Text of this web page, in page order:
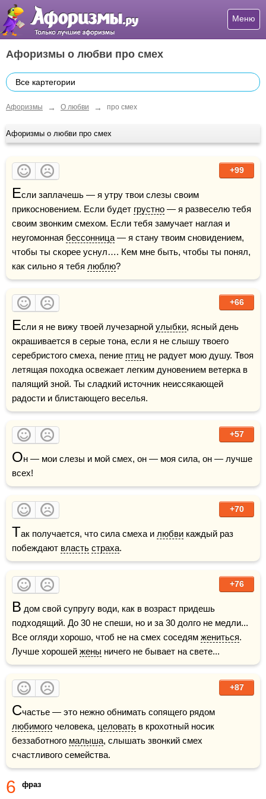
Меню
Афоризмы о любви про смех
Все картегории
Афоризмы → О любви → про смех
Афоризмы о любви про смех
+99
Если заплачешь — я утру твои слезы своим
прикосновением. Если будет грустно — я развеселю тебя
своим звонким смехом. Если тебя замучает наглая и
неугомонная бессонница — я стану твоим сновидением,
чтобы ты скорее уснул…. Кем мне быть, чтобы ты понял,
как сильно я тебя люблю?
+66
Если я не вижу твоей лучезарной улыбки, ясный день
окрашивается в серые тона, если я не слышу твоего
серебристого смеха, пение птиц не радует мою душу. Твоя
летящая походка освежает легким дуновением ветерка в
палящий зной. Ты сладкий источник неиссякающей
радости и блистающего веселья.
+57
Он — мои слезы и мой смех, он — моя сила, он — лучше
всех!
+70
Так получается, что сила смеха и любви каждый раз
побеждают власть страха.
+76
В дом свой супругу води, как в возраст придешь
подходящий. До 30 не спеши, но и за 30 долго не медли...
Все огляди хорошо, чтоб не на смех соседям жениться.
Лучше хорошей жены ничего не бывает на свете...
+87
С
любимого человека, целовать в крохотный носик
беззаботного малыша, слышать звонкий смех
счастливого семейства.
6 фраз